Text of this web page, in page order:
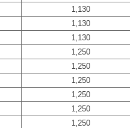
1,130
1,130
1,130
1,250
1,250
1,250
1,250
1,250
1,250